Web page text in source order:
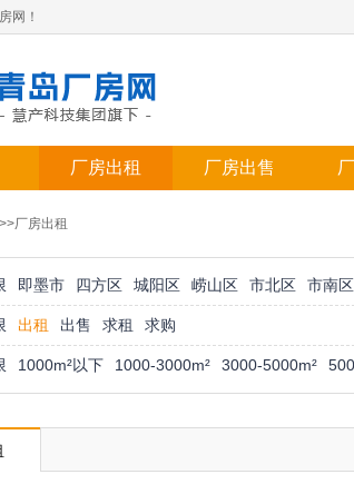
网！
厂房出租 厂房出售
>>厂房出租
即墨市 四方区 城阳区 崂山区 市北区 市南区
出租 出售 求租 求购
1000m²以下 1000-3000m² 3000-5000m²